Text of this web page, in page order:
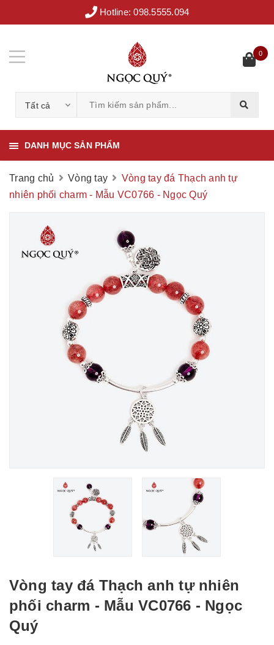
Hotline:098.5555.094
Tất cả
0
DANH MỤC SẢN PHẨM
Trang chủ Vòng tay
Vòng tay đá Thạch anh tự
nhiên phối charm - Mẫu VC0766 - Ngọc Quý
Vòng tay đá Thạch anh tự nhiên
phối charm - Mẫu VC0766 - Ngọc
Quý